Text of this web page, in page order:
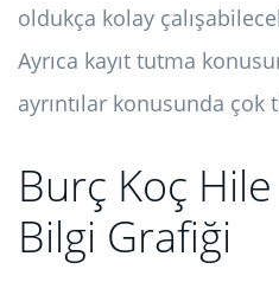
oldukça kolay
Ayrıca kayıt tutma
ayrıntılar konusunda çok
Burç Koç Hile
Bilgi Grafiği